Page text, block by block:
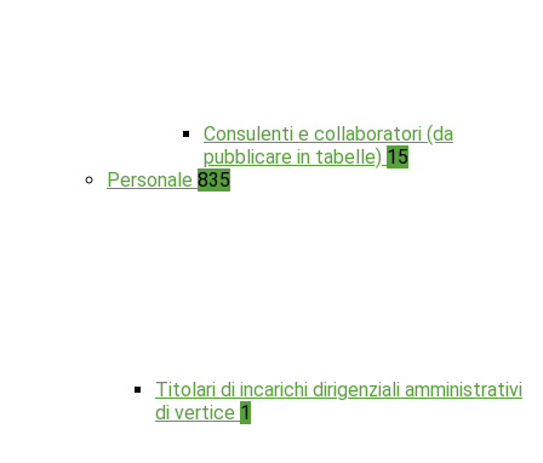
Consulenti e collaboratori (da
pubblicare in tabelle) 15
Personale 835
Titolari di incarichi dirigenziali amministrativi
di vertice 1